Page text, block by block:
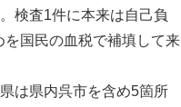
検査1件に本来は自己負
国民の血税で補填して来
は県内呉市を含め5箇所